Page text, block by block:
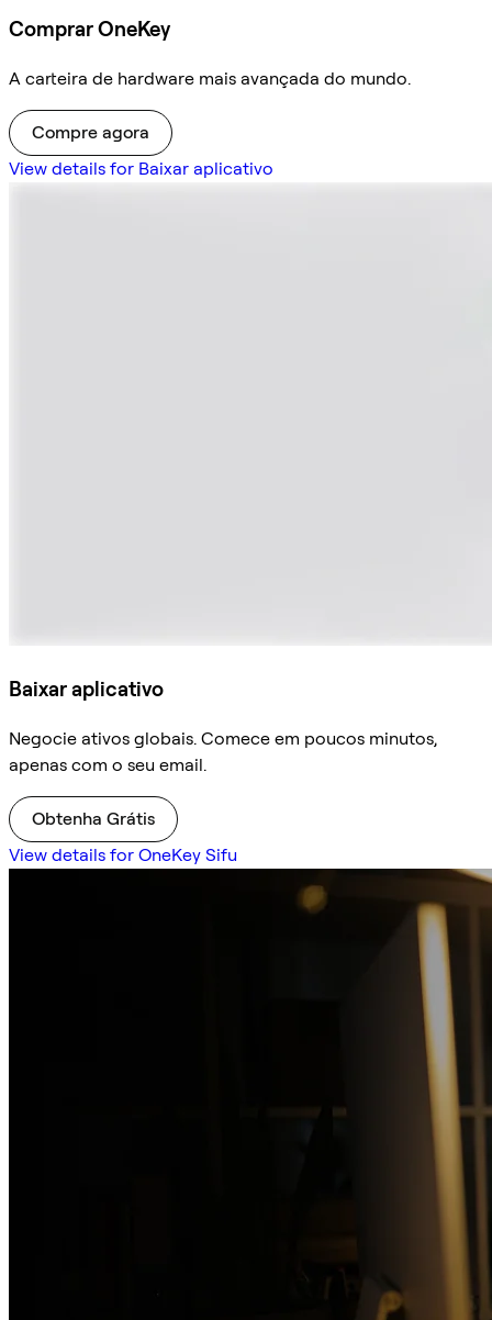
Comprar OneKey
A carteira de hardware mais avançada do mundo.
Compre agora
View details for Baixar aplicativo
Baixar aplicativo
Negocie ativos globais. Comece em poucos minutos,
apenas com o seu email.
Obtenha Grátis
View details for OneKey Sifu